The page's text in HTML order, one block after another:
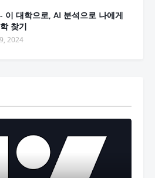
이 대학으로, AI 분석으로 나에게
찾기
2024